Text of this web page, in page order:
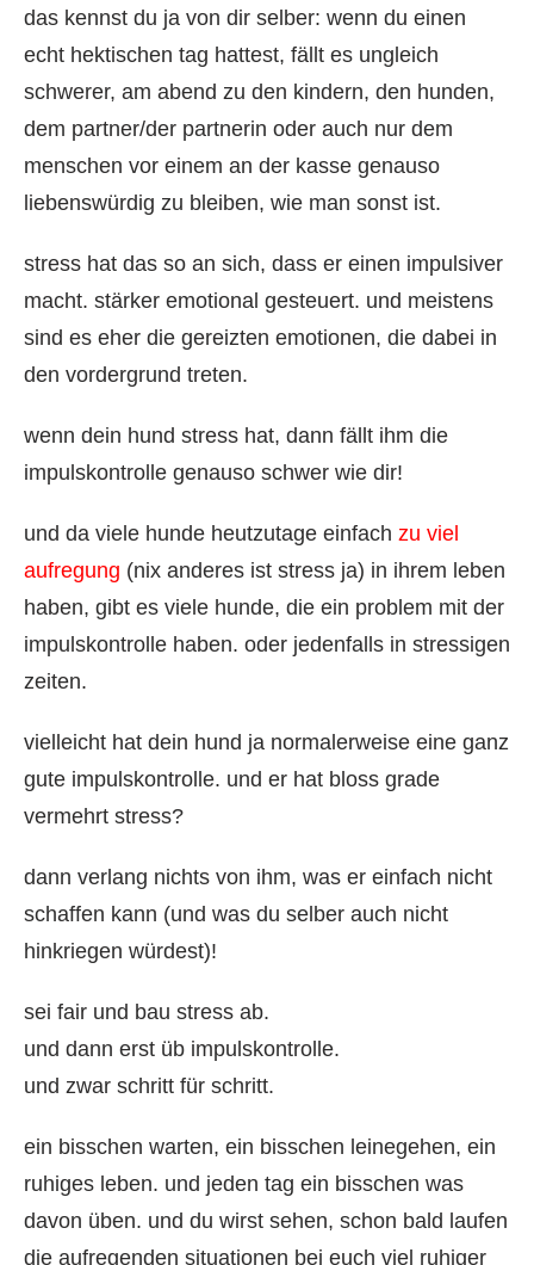
das kennst du ja von dir selber: wenn du einen
echt hektischen tag hattest, fällt es ungleich
schwerer, am abend zu den kindern, den hunden,
dem partner/der partnerin oder auch nur dem
menschen vor einem an der kasse genauso
liebenswürdig zu bleiben, wie man sonst ist.
stress hat das so an sich, dass er einen impulsiver
macht. stärker emotional gesteuert. und meistens
sind es eher die gereizten emotionen, die dabei in
den vordergrund treten.
wenn dein hund stress hat, dann fällt ihm die
impulskontrolle genauso schwer wie dir!
und da viele hunde heutzutage einfach zu viel
aufregung (nix anderes ist stress ja) in ihrem leben
haben, gibt es viele hunde, die ein problem mit der
impulskontrolle haben. oder jedenfalls in stressigen
zeiten.
vielleicht hat dein hund ja normalerweise eine ganz
gute impulskontrolle. und er hat bloss grade
vermehrt stress?
dann verlang nichts von ihm, was er einfach nicht
schaffen kann (und was du selber auch nicht
hinkriegen würdest)!
sei fair und bau stress ab.
und dann erst üb impulskontrolle.
und zwar schritt für schritt.
ein bisschen warten, ein bisschen leinegehen, ein
ruhiges leben. und jeden tag ein bisschen was
davon üben. und du wirst sehen, schon bald laufen
die aufregenden situationen bei euch viel ruhiger